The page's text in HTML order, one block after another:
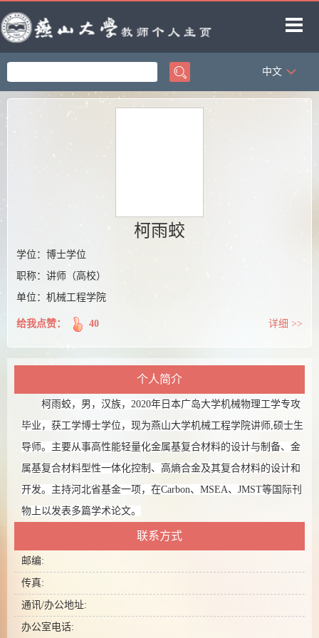
首页
科学研究
中文
柯雨蛟
学位：博士学位
职称：讲师（高校）
单位：机械工程学院
给我点赞： 40 详细 >>
个人简介
柯雨蛟，男，汉族，2020年日本广岛大学机械物理工学专攻
毕业，获工学博士学位，现为燕山大学机械工程学院讲师,硕士生
导师。主要从事高性能轻量化金属基复合材料的设计与制备、金
属基复合材料型性一体化控制、高熵合金及其复合材料的设计和
开发。主持河北省基金一项，在Carbon、MSEA、JMST等国际刊
物上以发表多篇学术论文。
联系方式
邮编:
传真:
通讯/办公地址:
办公室电话: